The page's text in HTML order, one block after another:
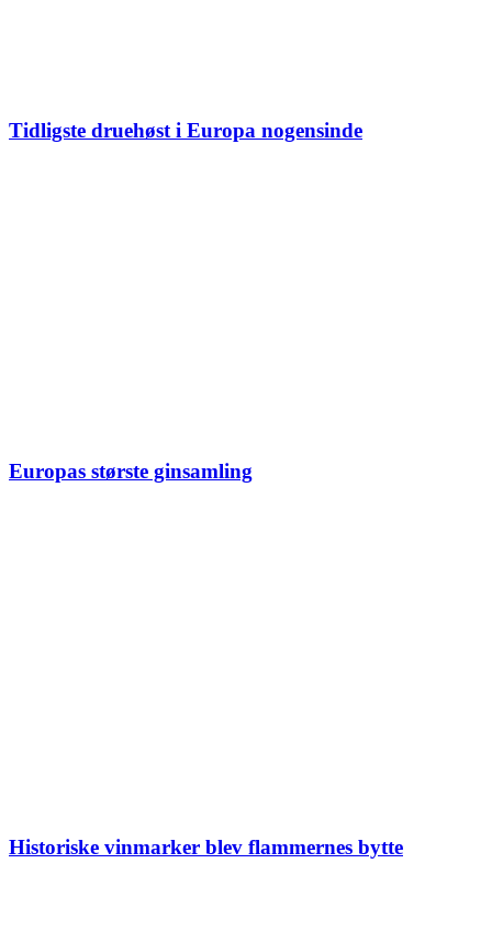
Tidligste druehøst i Europa nogensinde
Europas største ginsamling
Historiske vinmarker blev flammernes bytte